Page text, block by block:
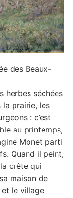
des Beaux-
herbes séchées
la prairie, les
: c’est
au printemps,
Monet parti
Quand il peint,
crête qui
maison de
le village